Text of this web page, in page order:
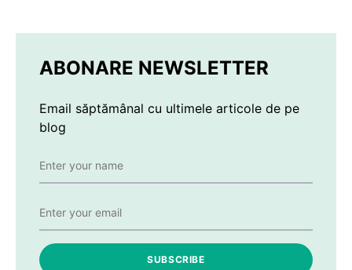
ABONARE NEWSLETTER
Email săptămânal cu ultimele articole de pe
blog
SUBSCRIBE